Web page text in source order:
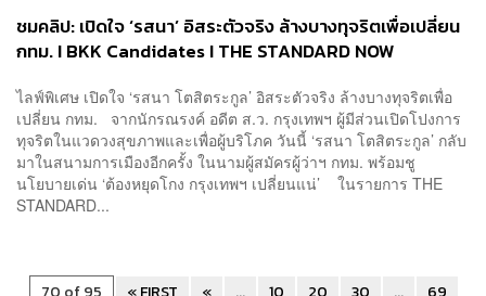
ชมคลิป: เปิดใจ ‘รสนา’ อิสระตัวจริง ล้างบางทุจริตเพื่อเปลี่ยน
กทม. I BKK Candidates I THE STANDARD NOW
ไลฟ์พิเศษ เปิดใจ ‘รสนา โตสิตระกูล’ อิสระตัวจริง ล้างบางทุจริตเพื่อ
เปลี่ยน กทม. จากนักรณรงค์ อดีต ส.ว. กรุงเทพฯ ผู้มีส่วนเปิดโปงการ
ทุจริตในแวดวงสุขภาพและเพื่อผู้บริโภค วันนี้ ‘รสนา โตสิตระกูล’ กลับ
มาในสนามการเมืองอีกครั้ง ในนามผู้สมัครผู้ว่าฯ กทม. พร้อมชู
นโยบายเด่น ‘ต้องหยุดโกง กรุงเทพฯ เปลี่ยนแน่’ ในรายการ THE
STANDARD...